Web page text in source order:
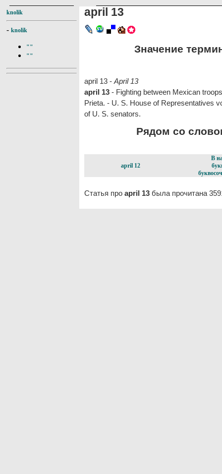
knolik
- knolik
""
""
april 13
Значение
april 13 - April 13
april 13 - Fighting between Mexican
Prieta. - U. S. House of Representatives
of U. S. senators.
Рядом со
april 12
В
Статья про april 13 была прочитана